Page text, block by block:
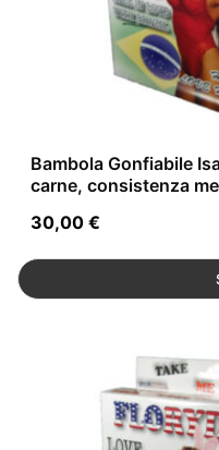
Bambola Gonfiabile
carne, consistenza
30,00 €